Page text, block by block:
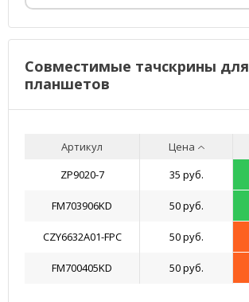
Совместимые тачскрины для
планшетов
Артикул
Цена
ZP9020-7
35 руб.
FM703906KD 50 руб.
CZY6632A01-FPC 50 руб.
FM700405KD 50 руб.